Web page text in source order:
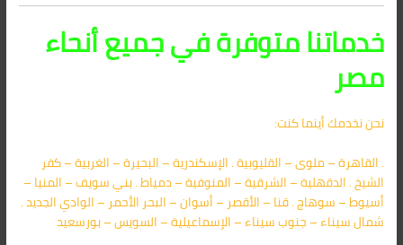
خدماتنا متوفرة في جميع أنحاء
مصر
نحن نخدمك أينما كنت:
. القاهرة – ملوى – القليوبية . الإسكندرية – البحيرة – الغربية – كفر
الشيخ . الدقهلية – الشرقية – المنوفية – دمياط . بني سويف – المنيا –
أسيوط – سوهاج . قنا – الأقصر – أسوان – البحر الأحمر – الوادي الجديد .
شمال سيناء – جنوب سيناء – الإسماعيلية – السويس – بورسعيد